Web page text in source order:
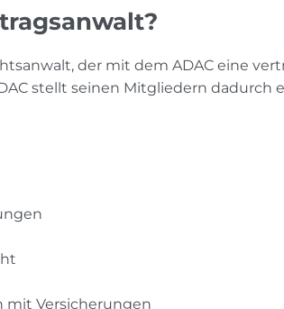
der mit dem ADAC eine
stellt seinen Mitgliedern dadurch
mit Versicherungen